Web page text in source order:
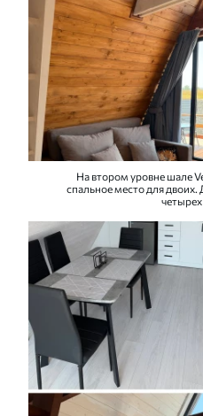
На втором уровне шале
спальное место для
четырех